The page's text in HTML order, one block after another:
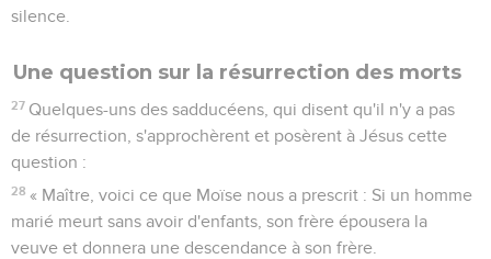
silence.
Une question sur la résurrection des morts
27 Quelques-uns des sadducéens, qui disent qu'il n'y a pas
de résurrection, s'approchèrent et posèrent à Jésus cette
question :
28 « Maître, voici ce que Moïse nous a prescrit : Si un homme
marié meurt sans avoir d'enfants, son frère épousera la
veuve et donnera une descendance à son frère.